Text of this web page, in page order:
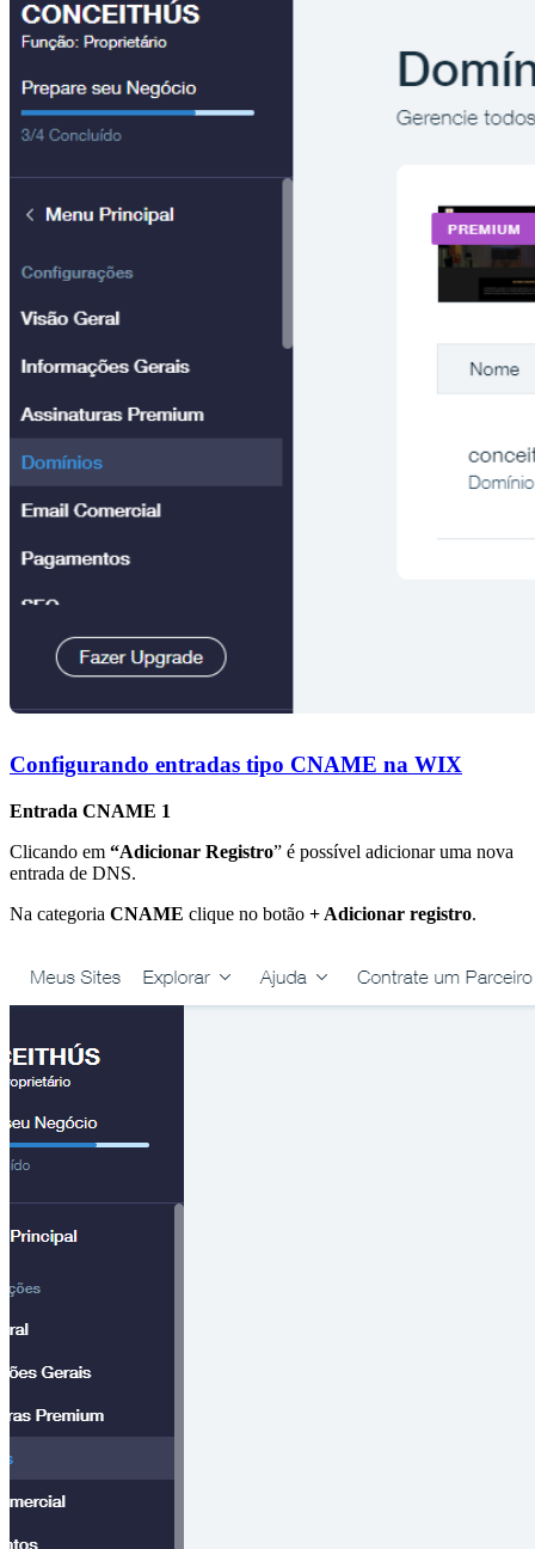
Configurando entradas tipo CNAME na WIX
Entrada CNAME 1
Clicando em “Adicionar Registro” é possível adicionar uma nova
entrada de DNS.
Na categoria CNAME clique no botão + Adicionar registro.